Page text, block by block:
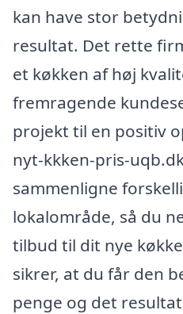
kan have stor
resultat. Det rette
et køkken af høj
fremragende
projekt til en positiv
nyt-kkken-pris-
sammenligne
lokalområde, så du
tilbud til dit nye
sikrer, at du får den
penge og det